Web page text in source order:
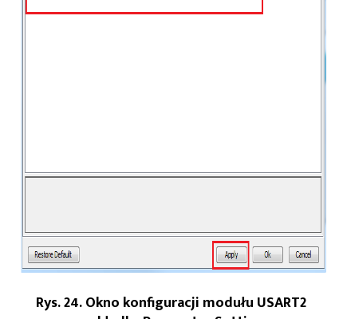
Rys. 24. Okno konfiguracji modułu USART2